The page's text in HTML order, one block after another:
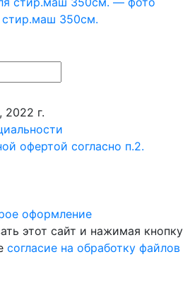
стир.маш 350см.
2022 г.
офертой согласно п.2.
оформление
этот сайт и нажимая кнопку
согласие на обработку файлов